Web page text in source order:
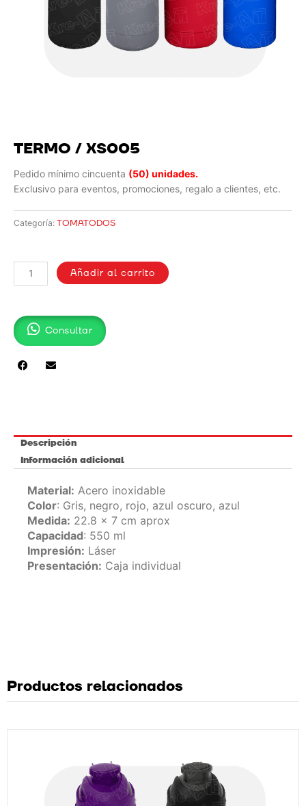
TERMO / XS005
Pedido mínimo cincuenta (50) unidades.
Exclusivo para eventos, promociones, regalo a clientes, etc.
Categoría: TOMATODOS
XS005
Añadir al carrito
Consultar
Descripción
Información adicional
Material: Acero inoxidable
Color: Gris, negro, rojo, azul oscuro, azul
Medida: 22.8 x 7 cm aprox
Capacidad: 550 ml
Impresión: Láser
Presentación: Caja individual
Productos relacionados